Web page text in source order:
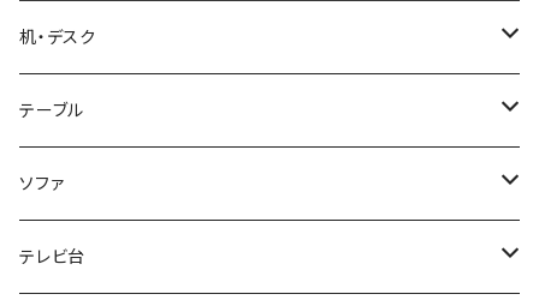
ブルックリンスタイル
ホテルライク風インテリア
韓国インテリア
和風/和モダン
机・デスク
パソコンデスク・ワークデスク
学習机・勉強机
収納付きデスク
テーブル
サイズ
幅100cm以下
ローテーブル・リビングテーブル
ソファ
サイズ
テレビ台